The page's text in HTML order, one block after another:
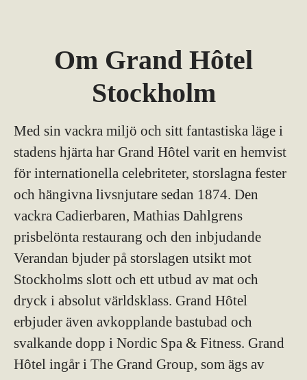
Om Grand Hôtel
Stockholm
Med sin vackra miljö och sitt fantastiska läge i
stadens hjärta har Grand Hôtel varit en hemvist
för internationella celebriteter, storslagna fester
och hängivna livsnjutare sedan 1874. Den
vackra Cadierbaren, Mathias Dahlgrens
prisbelönta restaurang och den inbjudande
Verandan bjuder på storslagen utsikt mot
Stockholms slott och ett utbud av mat och
dryck i absolut världsklass. Grand Hôtel
erbjuder även avkopplande bastubad och
svalkande dopp i Nordic Spa & Fitness. Grand
Hôtel ingår i The Grand Group, som ägs av